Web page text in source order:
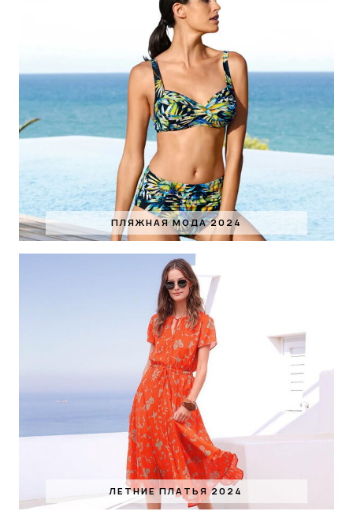
ПЛЯЖНАЯ МОДА 2024
ЛЕТНИЕ ПЛАТЬЯ 2024